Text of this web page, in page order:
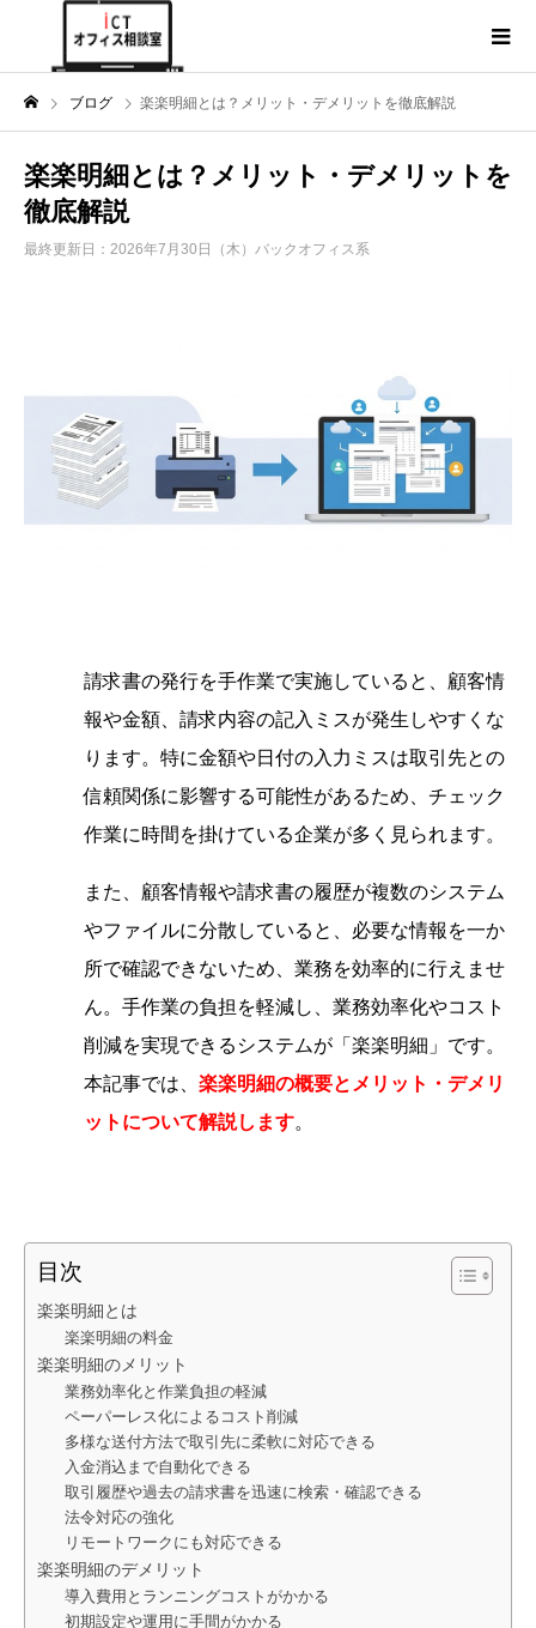
ブログ 楽楽明細とは？メリット・デメリットを徹底解説
楽楽明細とは？メリット・デメリットを
徹底解説
最終更新日：2026年7月30日（木） バックオフィス系
請求書の発行を手作業で実施していると、顧客情
報や金額、請求内容の記入ミスが発生しやすくな
ります。特に金額や日付の入力ミスは取引先との
信頼関係に影響する可能性があるため、チェック
作業に時間を掛けている企業が多く見られます。
また、顧客情報や請求書の履歴が複数のシステム
やファイルに分散していると、必要な情報を一か
所で確認できないため、業務を効率的に行えませ
ん。手作業の負担を軽減し、業務効率化やコスト
削減を実現できるシステムが「楽楽明細」です。
本記事では、 楽楽明細の概要とメリット・デメリ
ットについて解説します。
目次
楽楽明細とは
楽楽明細の料金
楽楽明細のメリット
業務効率化と作業負担の軽減
ペーパーレス化によるコスト削減
多様な送付方法で取引先に柔軟に対応できる
入金消込まで自動化できる
取引履歴や過去の請求書を迅速に検索・確認できる
法令対応の強化
リモートワークにも対応できる
楽楽明細のデメリット
導入費用とランニングコストがかかる
初期設定や運用に手間がかかる